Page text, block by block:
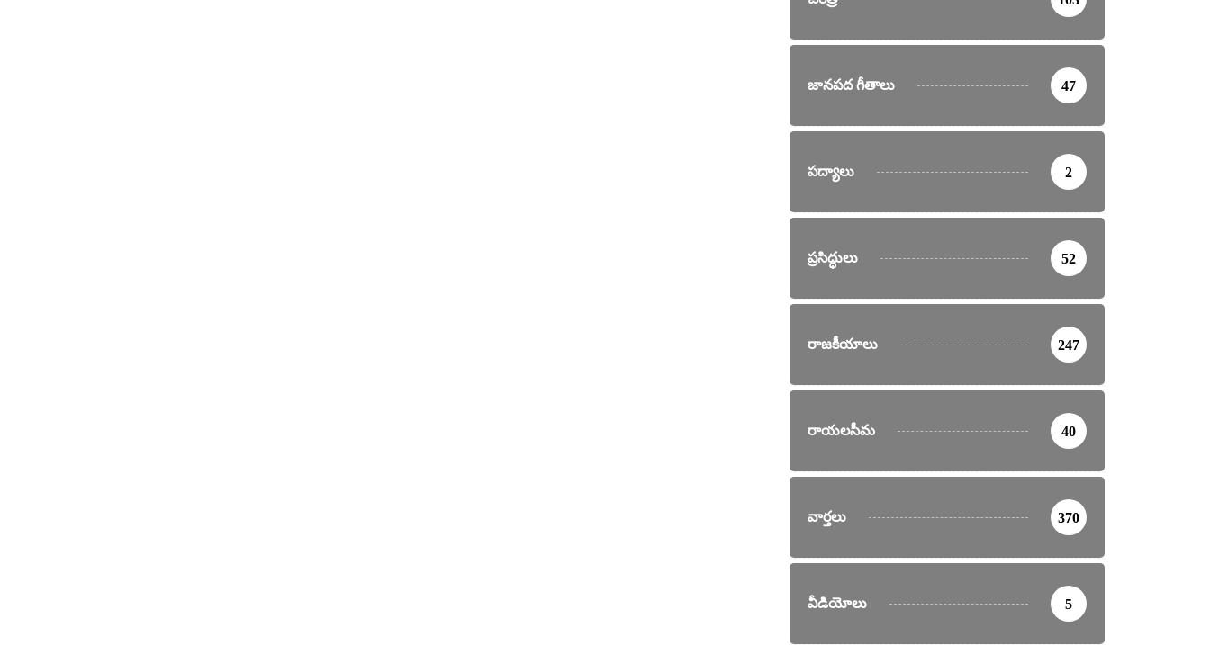
జానపద గీతాలు 47
పద్యాలు 2
ప్రసిద్ధులు 52
రాజకీయాలు 247
రాయలసీమ 40
వార్తలు 370
వీడియోలు 5